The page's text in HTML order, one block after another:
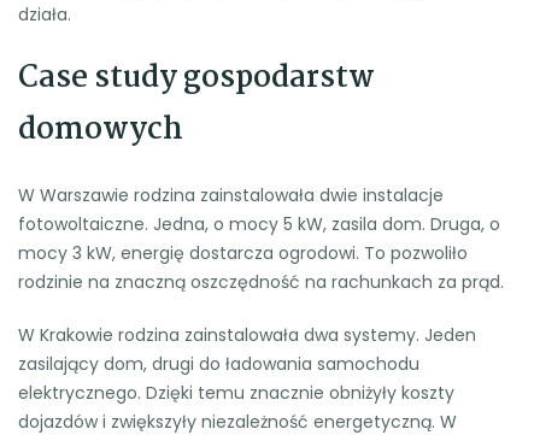
działa.
Case study gospodarstw
domowych
W Warszawie rodzina zainstalowała dwie instalacje
fotowoltaiczne. Jedna, o mocy 5 kW, zasila dom. Druga, o
mocy 3 kW, energię dostarcza ogrodowi. To pozwoliło
rodzinie na znaczną oszczędność na rachunkach za prąd.
W Krakowie rodzina zainstalowała dwa systemy. Jeden
zasilający dom, drugi do ładowania samochodu
elektrycznego. Dzięki temu znacznie obniżyły koszty
dojazdów i zwiększyły niezależność energetyczną. W